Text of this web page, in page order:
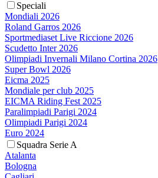
Speciali
Mondiali 2026
Roland Garros 2026
Sportmediaset Live Riccione 2026
Scudetto Inter 2026
Olimpiadi Invernali Milano Cortina 2026
Super Bowl 2026
Eicma 2025
Mondiale per club 2025
EICMA Riding Fest 2025
Paralimpiadi Parigi 2024
Olimpiadi Parigi 2024
Euro 2024
Squadra Serie A
Atalanta
Bologna